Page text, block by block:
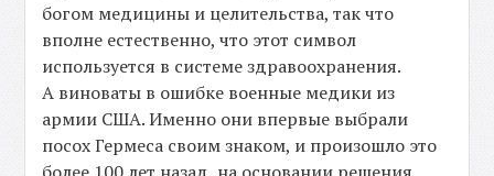
богом медицины и целительства, так что
вполне естественно, что этот символ
используется в системе здравоохранения.
А виноваты в ошибке военные медики из
армии США. Именно они впервые выбрали
посох Гермеса своим знаком, и произошло это